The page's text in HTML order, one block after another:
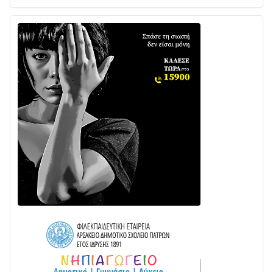
03/08 • 07:45
Ενισχύεται η Πολιτική Προστασία στο Δήμο Αγρινίου
με δύο νέα υδροφόρα οχήματα
02/08 • 18:26
Διαβάστε την «Ναυπακτία» που κυκλοφορεί
31/07 • 08:16
Δωρίδα για Όλους: «Καμία εκχώρηση των νερών
στην ΕΥΔΑΠ»
28/07 • 21:46
Διαβάστε την «Ναυπακτία» που κυκλοφορεί
24/07 • 11:31
Γιορτή της Τράτας 2026 | Ερατεινή Δωρίδας:
Παράδοση, Χορός & Γλέντι!
ΤΟ ΠΑΡΤΥ ΣΥΝΕΧΙΖΕΤΑΙ…